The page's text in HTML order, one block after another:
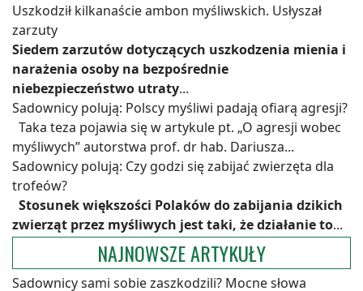
Uszkodził kilkanaście ambon myśliwskich. Usłyszał
zarzuty
Siedem zarzutów dotyczących uszkodzenia mienia i
narażenia osoby na bezpośrednie
niebezpieczeństwo utraty...
Sadownicy polują: Polscy myśliwi padają ofiarą agresji?
Taka teza pojawia się w artykule pt. „O agresji wobec
myśliwych” autorstwa prof. dr hab. Dariusza...
Sadownicy polują: Czy godzi się zabijać zwierzęta dla
trofeów?
Stosunek większości Polaków do zabijania dzikich
zwierząt przez myśliwych jest taki, że działanie to...
NAJNOWSZE ARTYKUŁY
Sadownicy sami sobie zaszkodzili? Mocne słowa